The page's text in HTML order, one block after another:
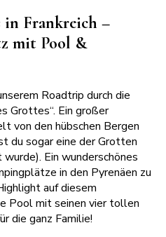
in Frankreich –
mit Pool &
Roadtrip durch die
Grottes“. Ein großer
von den hübschen Bergen
du sogar eine der Grotten
Ein wunderschönes
in den Pyrenäen zu
auf diesem
Pool mit seinen vier tollen
die ganz Familie!